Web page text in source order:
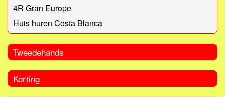
4R Gran Europe
Huis huren Costa Blanca
Tweedehands
Korting